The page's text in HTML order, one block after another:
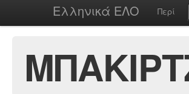
Ελληνικά ΕΛΟ Περί